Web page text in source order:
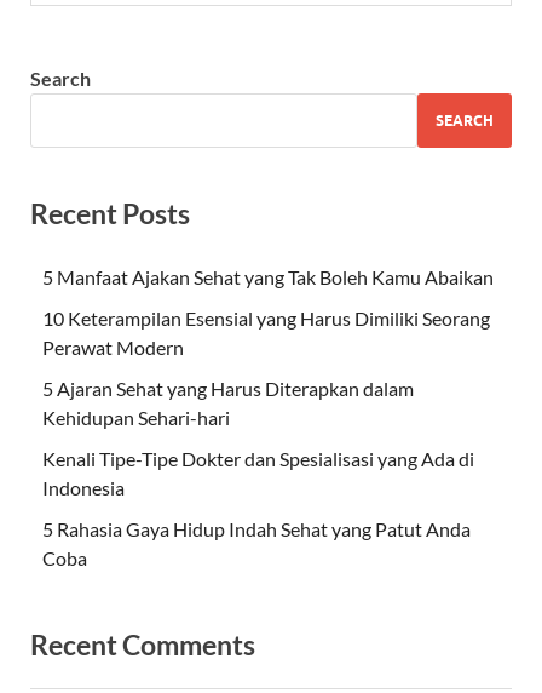
Search
SEARCH
Recent Posts
5 Manfaat Ajakan Sehat yang Tak Boleh Kamu Abaikan
10 Keterampilan Esensial yang Harus Dimiliki Seorang
Perawat Modern
5 Ajaran Sehat yang Harus Diterapkan dalam
Kehidupan Sehari-hari
Kenali Tipe-Tipe Dokter dan Spesialisasi yang Ada di
Indonesia
5 Rahasia Gaya Hidup Indah Sehat yang Patut Anda
Coba
Recent Comments